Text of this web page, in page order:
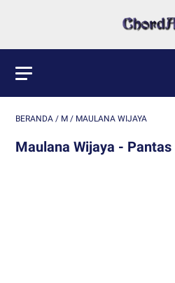
BERANDA / M / MAULANA WIJAYA
Maulana Wijaya -